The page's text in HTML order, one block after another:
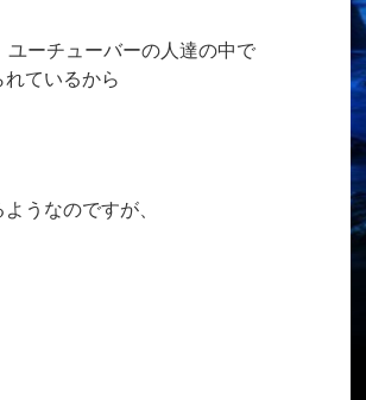
ユーチューバーの人達の中で
れているから
うなのですが、